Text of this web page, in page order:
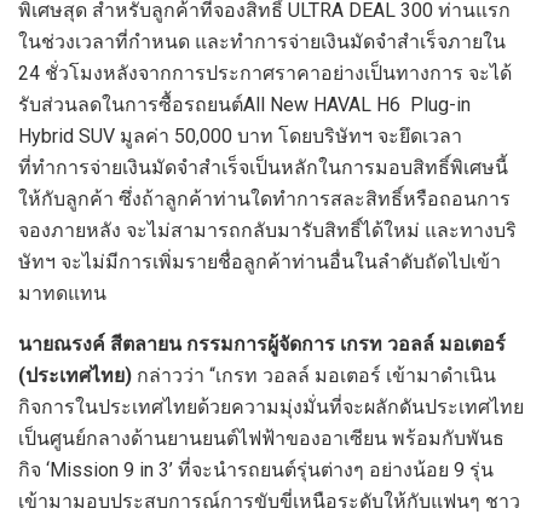
พิเศษสุด สำหรับลูกค้าที่จองสิทธิ์ ULTRA DEAL 300 ท่านแรก
ในช่วงเวลาที่กำหนด และทำการจ่ายเงินมัดจำสำเร็จภายใน
24 ชั่วโมงหลังจากการประกาศราคาอย่างเป็นทางการ จะได้
รับส่วนลดในการซื้อรถยนต์All New HAVAL H6 Plug-in
Hybrid SUV มูลค่า 50,000 บาท โดยบริษัทฯ จะยึดเวลา
ที่ทำการจ่ายเงินมัดจำสำเร็จเป็นหลักในการมอบสิทธิ์พิเศษนี้
ให้กับลูกค้า ซึ่งถ้าลูกค้าท่านใดทำการสละสิทธิ์หรือถอนการ
จองภายหลัง จะไม่สามารถกลับมารับสิทธิ์ได้ใหม่ และทางบริ
ษัทฯ จะไม่มีการเพิ่มรายชื่อลูกค้าท่านอื่นในลำดับถัดไปเข้า
มาทดแทน
นายณรงค์ สีตลายน กรรมการผู้จัดการ เกรท วอลล์ มอเตอร์
(ประเทศไทย) กล่าวว่า “เกรท วอลล์ มอเตอร์ เข้ามาดำเนิน
กิจการในประเทศไทยด้วยความมุ่งมั่นที่จะผลักดันประเทศไทย
เป็นศูนย์กลางด้านยานยนต์ไฟฟ้าของอาเซียน พร้อมกับพันธ
กิจ ‘Mission 9 in 3’ ที่จะนำรถยนต์รุ่นต่างๆ อย่างน้อย 9 รุ่น
เข้ามามอบประสบการณ์การขับขี่เหนือระดับให้กับแฟนๆ ชาว